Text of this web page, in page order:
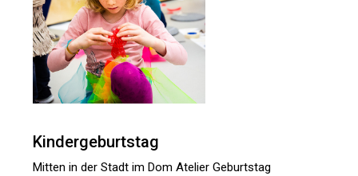
Kindergeburtstag
Mitten in der Stadt im Dom Atelier Geburtstag